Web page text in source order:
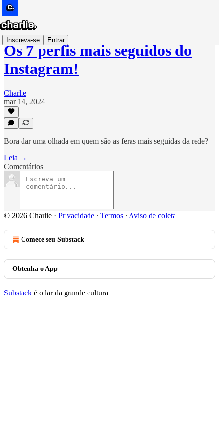
Inscreva-se Entrar
Os 7 perfis mais seguidos do
Instagram!
Charlie
mar 14, 2024
Bora dar uma olhada em quem são as feras mais seguidas da rede?
Leia →
Comentários
© 2026 Charlie · Privacidade ∙ Termos ∙ Aviso de coleta
Comece seu Substack
Obtenha o App
Substack é o lar da grande cultura